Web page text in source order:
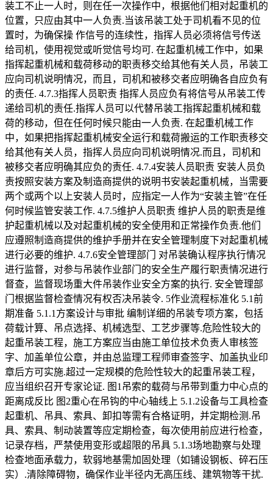
装工不止一人时，则在任一次操作中，根据他们相对起重机的
位置，只应由其中一人负责.当该吊装工处于司机看不见的位
置时，为确保操 作信号的连续性，指挥人员必须将信号传送
给司机，使用视觉或听觉信号均可. 在起重机械工作中，如果
指挥起重机械和载荷移动的职责移交给其他有关人员，吊装工
应向司机说明情况，而且，司机和被移交者应明确各自应负有
的责任. 4.7.3指挥人员职责 指挥人员应负有将信号从吊装工传
递给司机的责任.指挥人员可以代替吊装工指挥起重机械和载
荷的移动，但在任何时候只能由一人负责. 在起重机械工作
中，如果把指挥起重机械安全运行和载荷搬运的工作职责移交
给其他有关人员，指挥人员应向司机说明情况.而且，司机和
被移交者应明确其应负的责任. 4.7.4安装人员职责 安装人员负
责按照安装方案及制造商提供的说明书安装起重机械，当需要
两个或两个以上安装人员时，应指定一人作为“安装主管”在任
何时候监管安装工作. 4.7.5维护人员职责 维护人员的职责是维
护起重机械以及对起重机械的安全使用和正常操作负责.他们
应遵照制造商提供的维护手册并在安全管理制度下对起重机械
进行必要的维护. 4.7.6安全管理部门 对吊装确认程序执行情况
进行监督，对参与吊装作业部门的安全生产履行职责情况进行
督查，监督现场重大件吊装作业安全方案的执行. 安全管理部
门根据监督检查情况有权否决吊装令. 5作业流程标准化 5.1前
期准备 5.1.1方案设计与审批 编制详细的吊装专项方案，包括
荷载计算、吊点选择、机械选型、工艺步骤等.危险性较大的
起重吊装工程，施工方案应当由施工单位技术负责人审核签
字、加盖单位公章，并由总监理工程师审查签字、加盖执业印
章后方可实施.超过一定规模的危险性较大的起重吊装工程，
应当组织召开专家论证. 图1吊索的载荷与吊带到重力中心点的
距离成反比 图2重心在吊钩的中心轴线上 5.1.2设备与工具检查
起重机、吊具、索具、卸扣等需有合格证明，并定期检测.吊
具、索具、制动装置等应定期检查，每次使用前应进行检查，
记录存档，严禁使用变形或超限的吊具 5.1.3场地勘察与处理
检查地面承载力，软弱地基需加固处理（如铺设钢板、碎石压
实）.清除障碍物，确保作业半径内无高压线、建筑物等干扰.